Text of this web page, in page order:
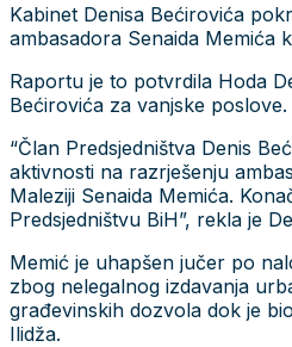
Kabinet Denisa Bećirovića
ambasadora Senaida Memića
Raportu je to potvrdila Hoda
Bećirovića za vanjske poslove.
“Član Predsjedništva Denis
aktivnosti na razrješenju
Maleziji Senaida Memića.
Predsjedništvu BiH”, rekla je
Memić je uhapšen jučer po
zbog nelegalnog izdavanja
građevinskih dozvola dok je
Ilidža.